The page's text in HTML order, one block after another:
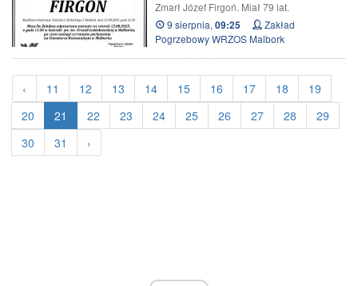
Zmarł Józef Firgoń. Miał 79 lat.
9 sierpnia, 09:25
Zakład
Pogrzebowy WRZOS Malbork
‹ 11 12 13 14 15 16 17 18
19
20
21 22 23 24 25 26 27 28
29
30
31 ›